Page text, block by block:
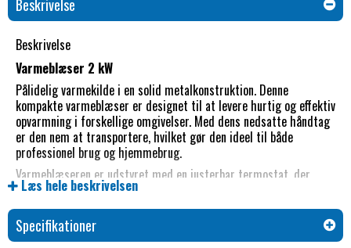
Beskrivelse
Beskrivelse
Varmeblæser 2 kW
Pålidelig varmekilde i en solid metalkonstruktion. Denne
kompakte varmeblæser er designet til at levere hurtig og effektiv
opvarmning i forskellige omgivelser. Med dens nedsatte håndtag
er den nem at transportere, hvilket gør den ideel til både
professionel brug og hjemmebrug.
Varmeblæseren er udstyret med en justerbar termostat, der
giver dig mulighed for at kontrollere temperaturen præcist efter
dine behov. Du kan vælge mellem tre indstillinger: ventilation, lav
temperaturvarme og høj temperaturvarme. Dette gør det nemt
at tilpasse opvarmningen til rummet eller området.
Læs hele beskrivelsen
Specifikationer